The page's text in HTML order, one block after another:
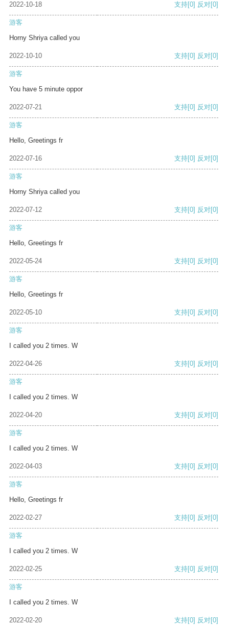
2022-10-18 支持[0] 反对[0]
游客
Horny Shriya called you
2022-10-10 支持[0] 反对[0]
游客
You have 5 minute oppor
2022-07-21 支持[0] 反对[0]
游客
Hello, Greetings fr
2022-07-16 支持[0] 反对[0]
游客
Horny Shriya called you
2022-07-12 支持[0] 反对[0]
游客
Hello, Greetings fr
2022-05-24 支持[0] 反对[0]
游客
Hello, Greetings fr
2022-05-10 支持[0] 反对[0]
游客
I called you 2 times. W
2022-04-26 支持[0] 反对[0]
游客
I called you 2 times. W
2022-04-20 支持[0] 反对[0]
游客
I called you 2 times. W
2022-04-03 支持[0] 反对[0]
游客
Hello, Greetings fr
2022-02-27 支持[0] 反对[0]
游客
I called you 2 times. W
2022-02-25 支持[0] 反对[0]
游客
I called you 2 times. W
2022-02-20 支持[0] 反对[0]